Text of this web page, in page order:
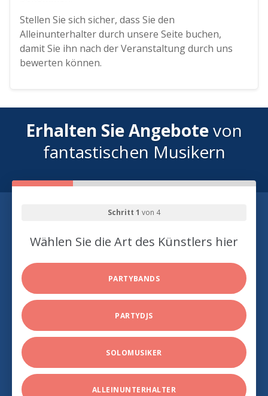
Stellen Sie sich sicher, dass Sie den
Alleinunterhalter durch unsere Seite buchen,
damit Sie ihn nach der Veranstaltung durch uns
bewerten können.
Erhalten Sie Angebotevon
fantastischen Musikern
Schritt 1 von 4
Wählen Sie die Art des Künstlers hier
PARTYBANDS
PARTYDJS
SOLOMUSIKER
ALLEINUNTERHALTER